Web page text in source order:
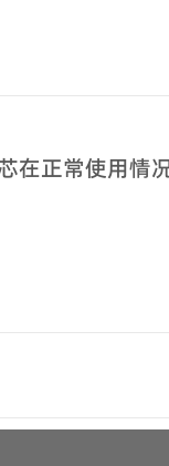
在正常使用情